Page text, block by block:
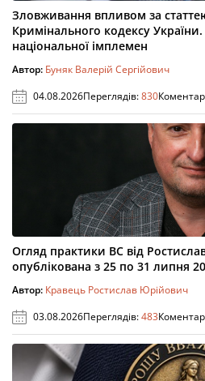
Зловживання впливом за
Кримінального кодексу
національної імплемен
Автор: Буняк Валерій Сергійович
04.08.2026Переглядів:830
Огляд практики ВС від
опублікована з 25 по 31 липня
Автор: Кравець Ростислав Юрійович
03.08.2026Переглядів:483